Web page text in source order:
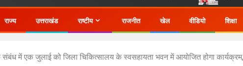
राज्य उत्तराखंड राष्टीय राजनीत खेल वीडियो शिक्षा
में एक जुलाई को जिला चिकित्सालय के स्वसहायता भवन में आयोजित होगा